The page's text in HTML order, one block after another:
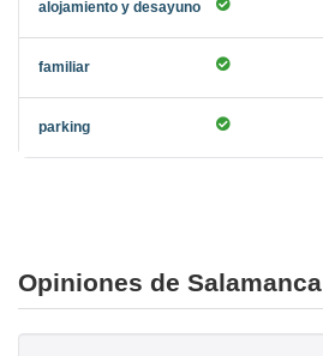
Opiniones de Salamanca